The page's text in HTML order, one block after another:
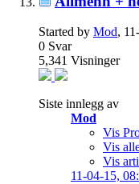
Started by Mod,
0 Svar
5,341 Visninger
Siste innlegg av
Mod
Vis
Vis
Vis
11-04-15,